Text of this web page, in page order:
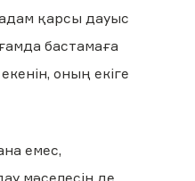
қарсы дауыс
бастамаға
оның екіге
емес,